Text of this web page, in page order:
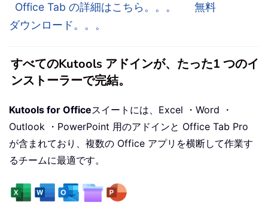
Office Tab の詳細はこちら。。。
無料
ダウンロード。。。
すべてのKutools アドインが、たった1 つのイ
ンストーラーで完結。
Kutools for Officeスイートには、Excel ・Word ・
Outlook ・PowerPoint 用のアドインと Office Tab Pro
が含まれており、複数の Office アプリを横断して作業す
るチームに最適です。